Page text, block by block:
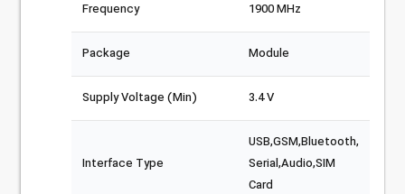
Frequency 1900 MHz
Package Module
Supply Voltage (Min) 3.4 V
Interface Type
USB,GSM,Bluetooth,
Serial,Audio,SIM
Card